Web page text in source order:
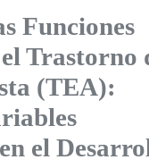
Funciones
Trastorno
(TEA):
el